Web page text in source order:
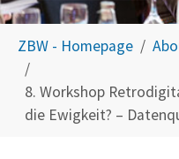
ZBW - Homepage
8. Workshop
die Ewigkeit? –